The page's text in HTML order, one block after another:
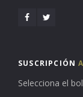
SUSCRIPCIÓN
Selecciona el